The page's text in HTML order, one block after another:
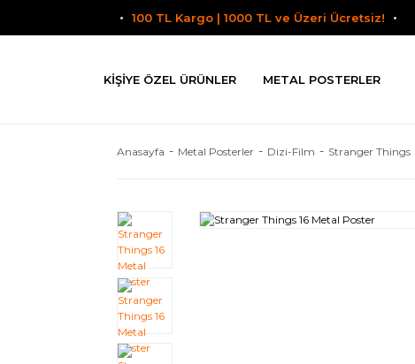
100 TL Kargo | 1000 TL ve Üzeri Ücretsiz!
KIŞIYE ÖZEL ÜRÜNLER METAL POSTERLER
Anasayfa Metal Posterler Dizi-Film Stranger Things